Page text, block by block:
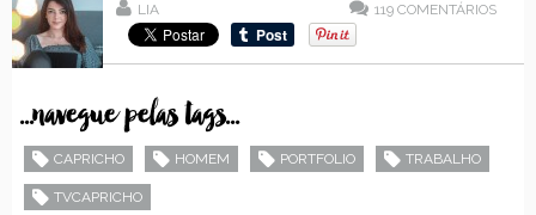
LIA 119 COMENTÁRIOS
...navegue pelas tags...
CAPRICHO HOMEM PORTFOLIO TRABALHO
TVCAPRICHO